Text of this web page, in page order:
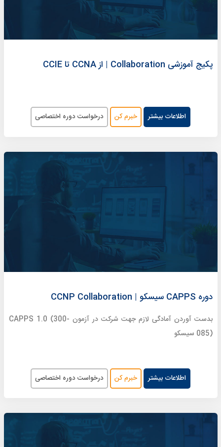
پکیج آموزشی Collaboration | از CCNA تا CCIE
اطلاعات بیشتر خبرم کن درخواست دوره اختصاصی
دوره CAPPS سیسکو | CCNP Collaboration
بدست آوردن آمادگی لازم جهت شرکت در آزمون CAPPS 1.0 (300-
085) سیسکو
اطلاعات بیشتر خبرم کن درخواست دوره اختصاصی